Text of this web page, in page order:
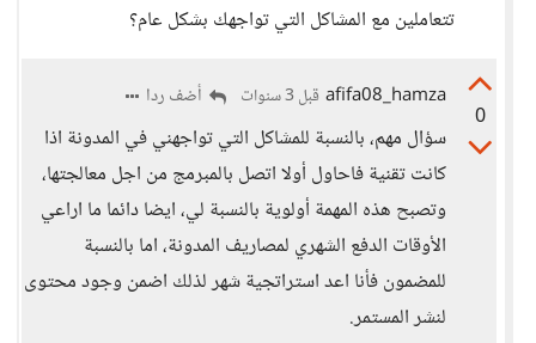
تتعاملين مع المشاكل التي تواجهك بشكل عام؟
0
afifa08_hamza قبل 3 سنوات أضف ردا
سؤال مهم، بالنسبة للمشاكل التي تواجهني في المدونة اذا
كانت تقنية فاحاول أولا اتصل بالمبرمج من اجل معالجتها،
وتصبح هذه المهمة أولوية بالنسبة لي، ايضا دائما ما اراعي
الأوقات الدفع الشهري لمصاريف المدونة، اما بالنسبة
للمضمون فأنا اعد استراتجية شهر لذلك اضمن وجود محتوى
لنشر المستمر.